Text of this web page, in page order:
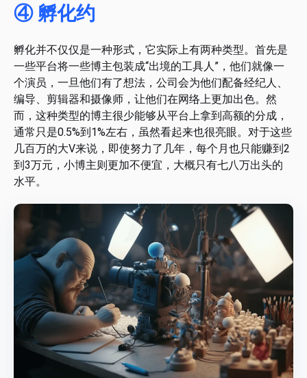
④ 孵化约
孵化并不仅仅是一种形式，它实际上有两种类型。首先是
一些平台将一些博主包装成“出境的工具人”，他们就像一
个演员，一旦他们有了想法，公司会为他们配备经纪人、
编导、剪辑器和摄像师，让他们在网络上更加出色。然
而，这种类型的博主很少能够从平台上拿到高额的分成，
通常只是0.5%到1%左右，虽然看起来也很亮眼。对于这些
几百万的大V来说，即使努力了几年，每个月也只能赚到2
到3万元，小博主则更加不便宜，大概只有七八万出头的
水平。